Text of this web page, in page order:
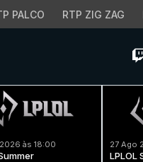
PALCO RTP ZIG ZAG
às 18:00 27 Ago
LPLOL